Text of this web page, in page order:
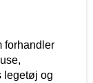
forhandler
legetøj og